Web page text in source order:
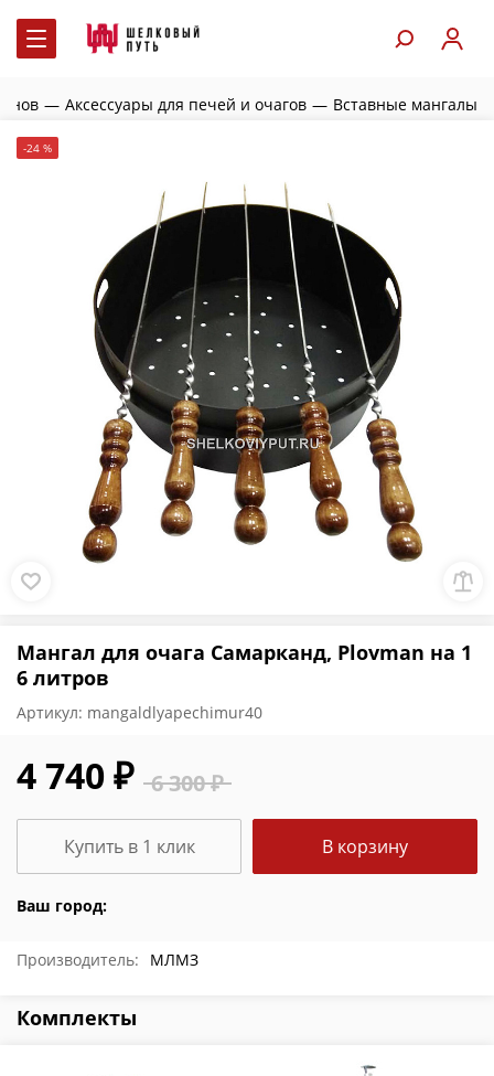
— Аксессуары для печей и очагов — Вставные мангалы
-24 %
Мангал для очага Самарканд, Plovman на 1
6 литров
Артикул: mangaldlyapechimur40
6 300 ₽
4 740 ₽
Ваш город:
В корзину
Купить в 1 клик
Производитель: МЛМЗ
Комплекты